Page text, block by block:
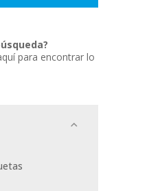
para encontrar lo